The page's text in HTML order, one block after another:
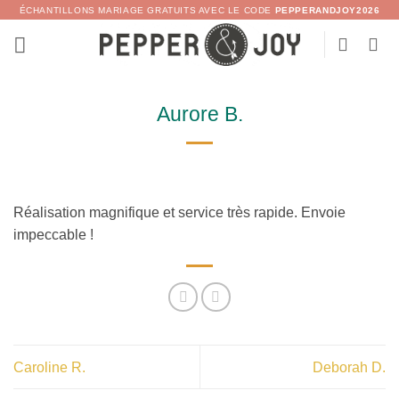
Passer
contenu
ÉCHANTILLONS MARIAGE GRATUITS AVEC LE CODE PEPPERANDJOY2026
Aurore B.
Réalisation magnifique et service très rapide. Envoie
impeccable !
Caroline R. Deborah D.